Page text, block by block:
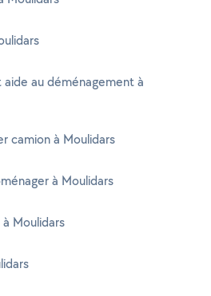
au déménagement à
camion à Moulidars
à Moulidars
Moulidars